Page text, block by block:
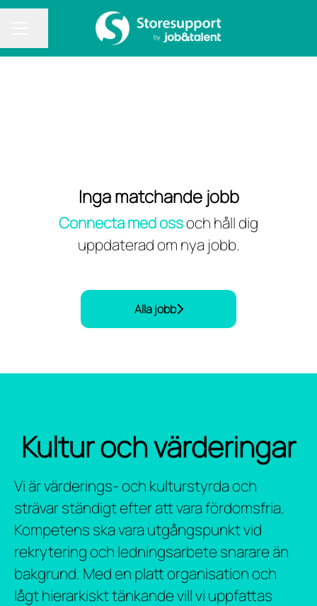
Inga matchande jobb
Connecta med ossoch håll dig
uppdaterad om nya jobb.
Alla jobb
Kultur och värderingar
Vi är värderings- och kulturstyrda och
strävar ständigt efter att vara fördomsfria.
Kompetens ska vara utgångspunkt vid
rekrytering och ledningsarbete snarare än
bakgrund. Med en platt organisation och
lågt hierarkiskt tänkande vill vi uppfattas